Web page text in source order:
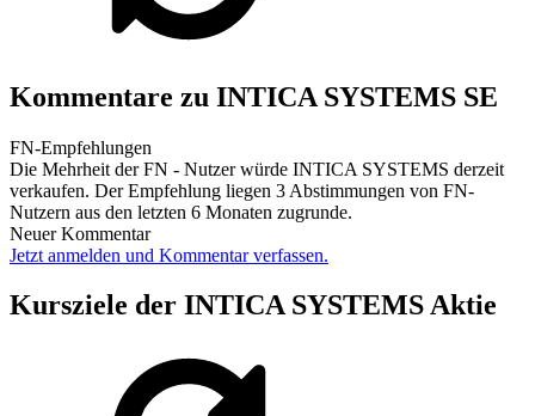
Kommentare zu INTICA SYSTEMS SE
FN-Empfehlungen
Die Mehrheit der FN - Nutzer würde INTICA SYSTEMS derzeit
verkaufen. Der Empfehlung liegen 3 Abstimmungen von FN-
Nutzern aus den letzten 6 Monaten zugrunde.
Neuer Kommentar
Jetzt anmelden und Kommentar verfassen.
Kursziele der INTICA SYSTEMS Aktie